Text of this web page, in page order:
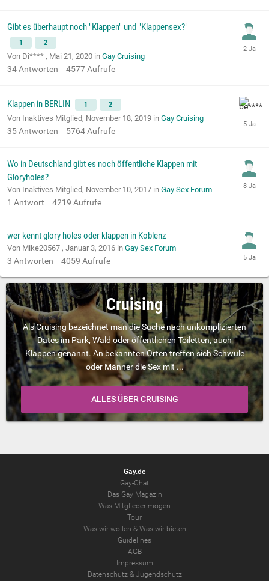
Gibt es überhaupt noch "Klappen" und "Klappensex?"
1 2
Von Di**** , Mai 21, 2020 in Gay Cruising
34Antworten 4577Aufrufe
Klappen in BERLIN 1 2
Von Inaktives Mitglied, November 18, 2019 in Gay Cruising
35Antworten 5764Aufrufe
Wo in Deutschland gibt es noch öffentliche Klappen mit
Gloryholes?
Von Inaktives Mitglied, November 10, 2017 in Gay Sex Forum
1 Antwort 4219 Aufrufe
wer kennt glory holes oder klappen in Koblenz
Von Mike20567 , Januar 3, 2016 in Gay Sex Forum
3 Antworten 4059 Aufrufe
Cruising
Als Cruising bezeichnet man die Suche nach unkomplizierten
Dates im Park, Wald oder öffentlichen Toiletten, auch
Klappen genannt. An bekannten Orten treffen sich Schwule
oder Männer die Sex mit ...
ALLES ÜBER CRUISING
Gay.de
Gay-Chat
Das Gay Magazin
Was Mitglieder mögen
Tour
Was wir wollen & Was wir bieten
Guidelines
AGB
Impressum
Datenschutz& Jugendschutz